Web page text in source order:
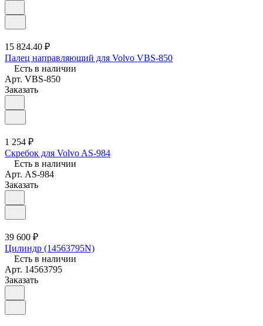
15 824.40 ₽
Палец направляющий для Volvo VBS-850
Есть в наличии
Арт. VBS-850
Заказать
1 254 ₽
Скребок для Volvo AS-984
Есть в наличии
Арт. AS-984
Заказать
39 600 ₽
Цилиндр (14563795N)
Есть в наличии
Арт. 14563795
Заказать